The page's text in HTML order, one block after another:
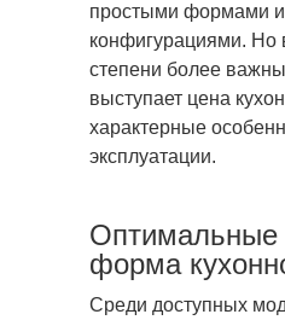
простыми формами
конфигурациями. Но
степени более
выступает цена
характерные
эксплуатации.
Оптимальные
форма
Среди доступных